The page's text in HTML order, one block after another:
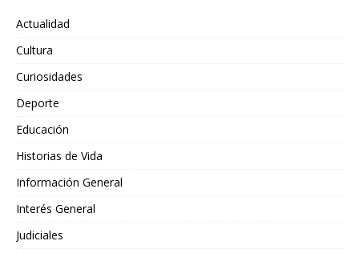
Actualidad
Cultura
Curiosidades
Deporte
Educación
Historias de Vida
Información General
Interés General
Judiciales